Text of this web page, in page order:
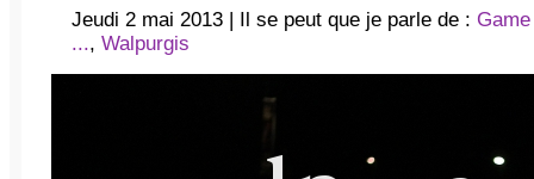
Jeudi 2 mai 2013 | Il se peut que je parle de :
..., Walpurgis